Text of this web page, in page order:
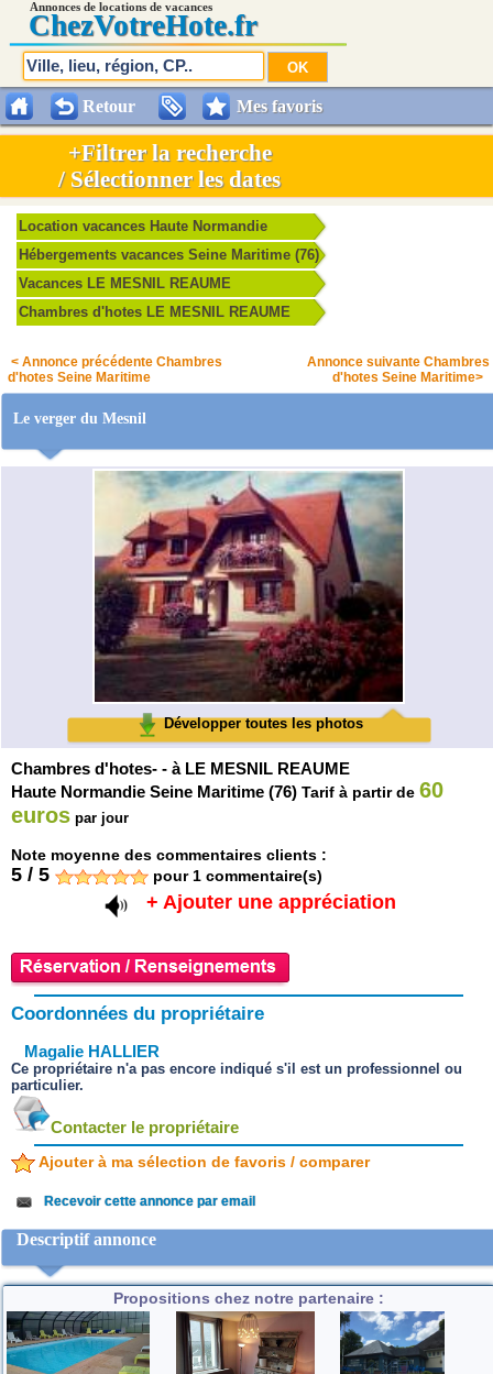
Location vacances Haute Normandie
Hébergements vacances Seine Maritime (76)
Vacances LE MESNIL REAUME
Chambres d'hotes LE MESNIL REAUME
< Annonce précédente Chambres
d'hotes Seine Maritime
Annonce suivante Chambres
d'hotes Seine Maritime>
Le verger du Mesnil
Développer toutes les photos
Chambres d'hotes- - à LE MESNIL REAUME
Haute Normandie Seine Maritime (76) Tarif à partir de 60
euros par jour
Note moyenne des commentaires clients :
5 / 5 pour 1 commentaire(s)
+ Ajouter une appréciation
Coordonnées du propriétaire
Magalie HALLIER
Ce propriétaire n'a pas encore indiqué s'il est un professionnel ou
particulier.
Contacter le propriétaire
Ajouter à ma sélection de favoris / comparer
Recevoir cette annonce par email
Descriptif annonce
Propositions chez notre partenaire :
Retour Mes favoris
Annonces de locations de vacances
ChezVotreHote.fr
+Filtrer la recherche
/ Sélectionner les dates